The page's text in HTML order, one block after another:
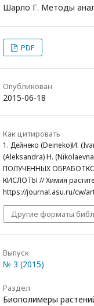
Шарло Г. Методы
PDF
Опубликован
2015-06-18
Как цитировать
1. Дейнеко (Deineko)И.
(Aleksandra) Н.
ПОЛУЧЕННЫХ
КИСЛОТЫ // Химия
https://journal.asu.ru/cw/
Другие форматы
Выпуск
№ 3 (2015)
Раздел
Биополимеры